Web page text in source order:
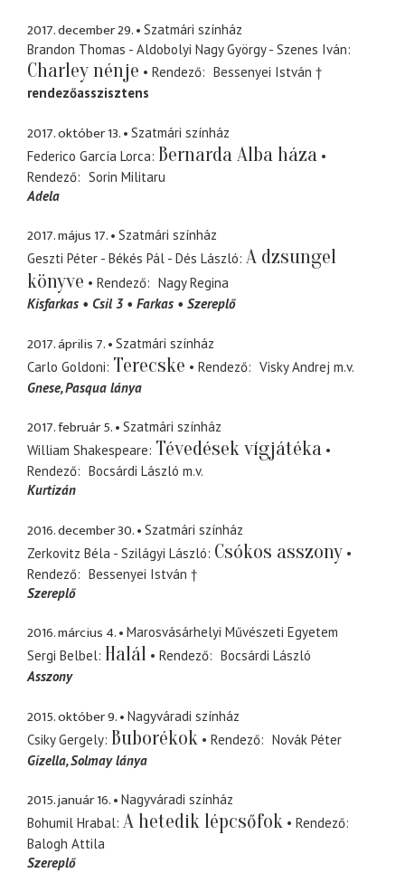
2017. december 29.
Szatmári színház
Brandon Thomas - Aldobolyi Nagy György - Szenes Iván
Charley nénje Rendező
Bessenyei István †
rendezőasszisztens
2017. október 13.
Szatmári színház
Federico García Lorca Bernarda Alba háza
Rendező
Sorin Militaru
Adela
2017. május 17.
Szatmári színház
Geszti Péter - Békés Pál - Dés László A dzsungel
könyve
Rendező
Nagy Regina
Kisfarkas
Csil 3 Farkas Szereplő
2017. április 7.
Szatmári színház
Carlo Goldoni Terecske Rendező Visky Andrej m.v.
Gnese Pasqua lánya
2017. február 5.
Szatmári színház
William Shakespeare Tévedések vígjátéka
Rendező Bocsárdi László m.v.
Kurtizán
2016. december 30.
Szatmári színház
Zerkovitz Béla - Szilágyi László Csókos asszony
Rendező
Bessenyei István †
Szereplő
2016. március 4.
Marosvásárhelyi Művészeti Egyetem
Sergi Belbel Halál Rendező
Bocsárdi László
Asszony
2015. október 9.
Nagyváradi színház
Csiky Gergely Buborékok Rendező
Novák Péter
Gizella Solmay lánya
2015. január 16.
Nagyváradi színház
Bohumil Hrabal A hetedik lépcsőfok
Rendező
Balogh Attila
Szereplő